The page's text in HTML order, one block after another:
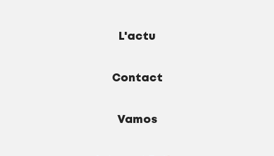
L'actu
Contact
Vamos